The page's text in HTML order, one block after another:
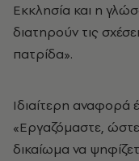
Εκκλησία και η
διατηρούν τις
πατρίδα».
Ιδιαίτερη
«Εργαζόμαστε,
δικαίωμα να